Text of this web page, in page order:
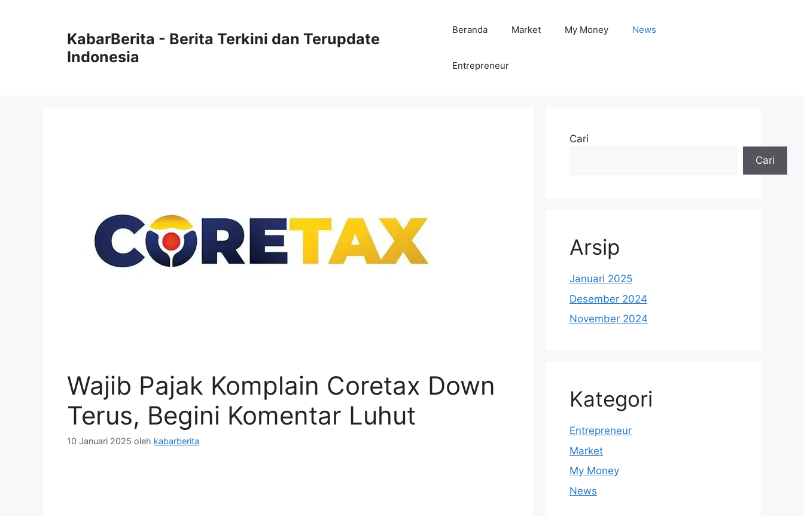
KabarBerita - Berita Terkini dan Terupdate
Indonesia
Beranda Market My Money News
Entrepreneur
Wajib Pajak Komplain Coretax Down
Terus, Begini Komentar Luhut
10 Januari 2025 oleh kabarberita
Cari
Cari
Arsip
Januari 2025
Desember 2024
November 2024
Kategori
Entrepreneur
Market
My Money
News